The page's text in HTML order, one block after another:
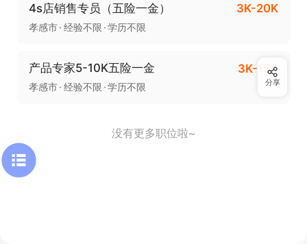
4s店销售专员（五险一金） 3K-20K
孝感市 经验不限 学历不限
产品专家5-10K五险一金 3K-15K
孝感市 经验不限 学历不限
没有更多职位啦~
分享